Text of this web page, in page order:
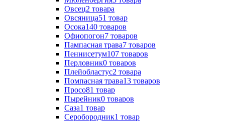
Овсец2 товара
Овсяница51 товар
Осока140 товаров
Офиопогон7 товаров
Пампасная трава7 товаров
Пеннисетум107 товаров
Перловник0 товаров
Плейобластус2 товара
Помпасная трава13 товаров
Просо81 товар
Пырейник0 товаров
Саза1 товар
Серобородник1 товар